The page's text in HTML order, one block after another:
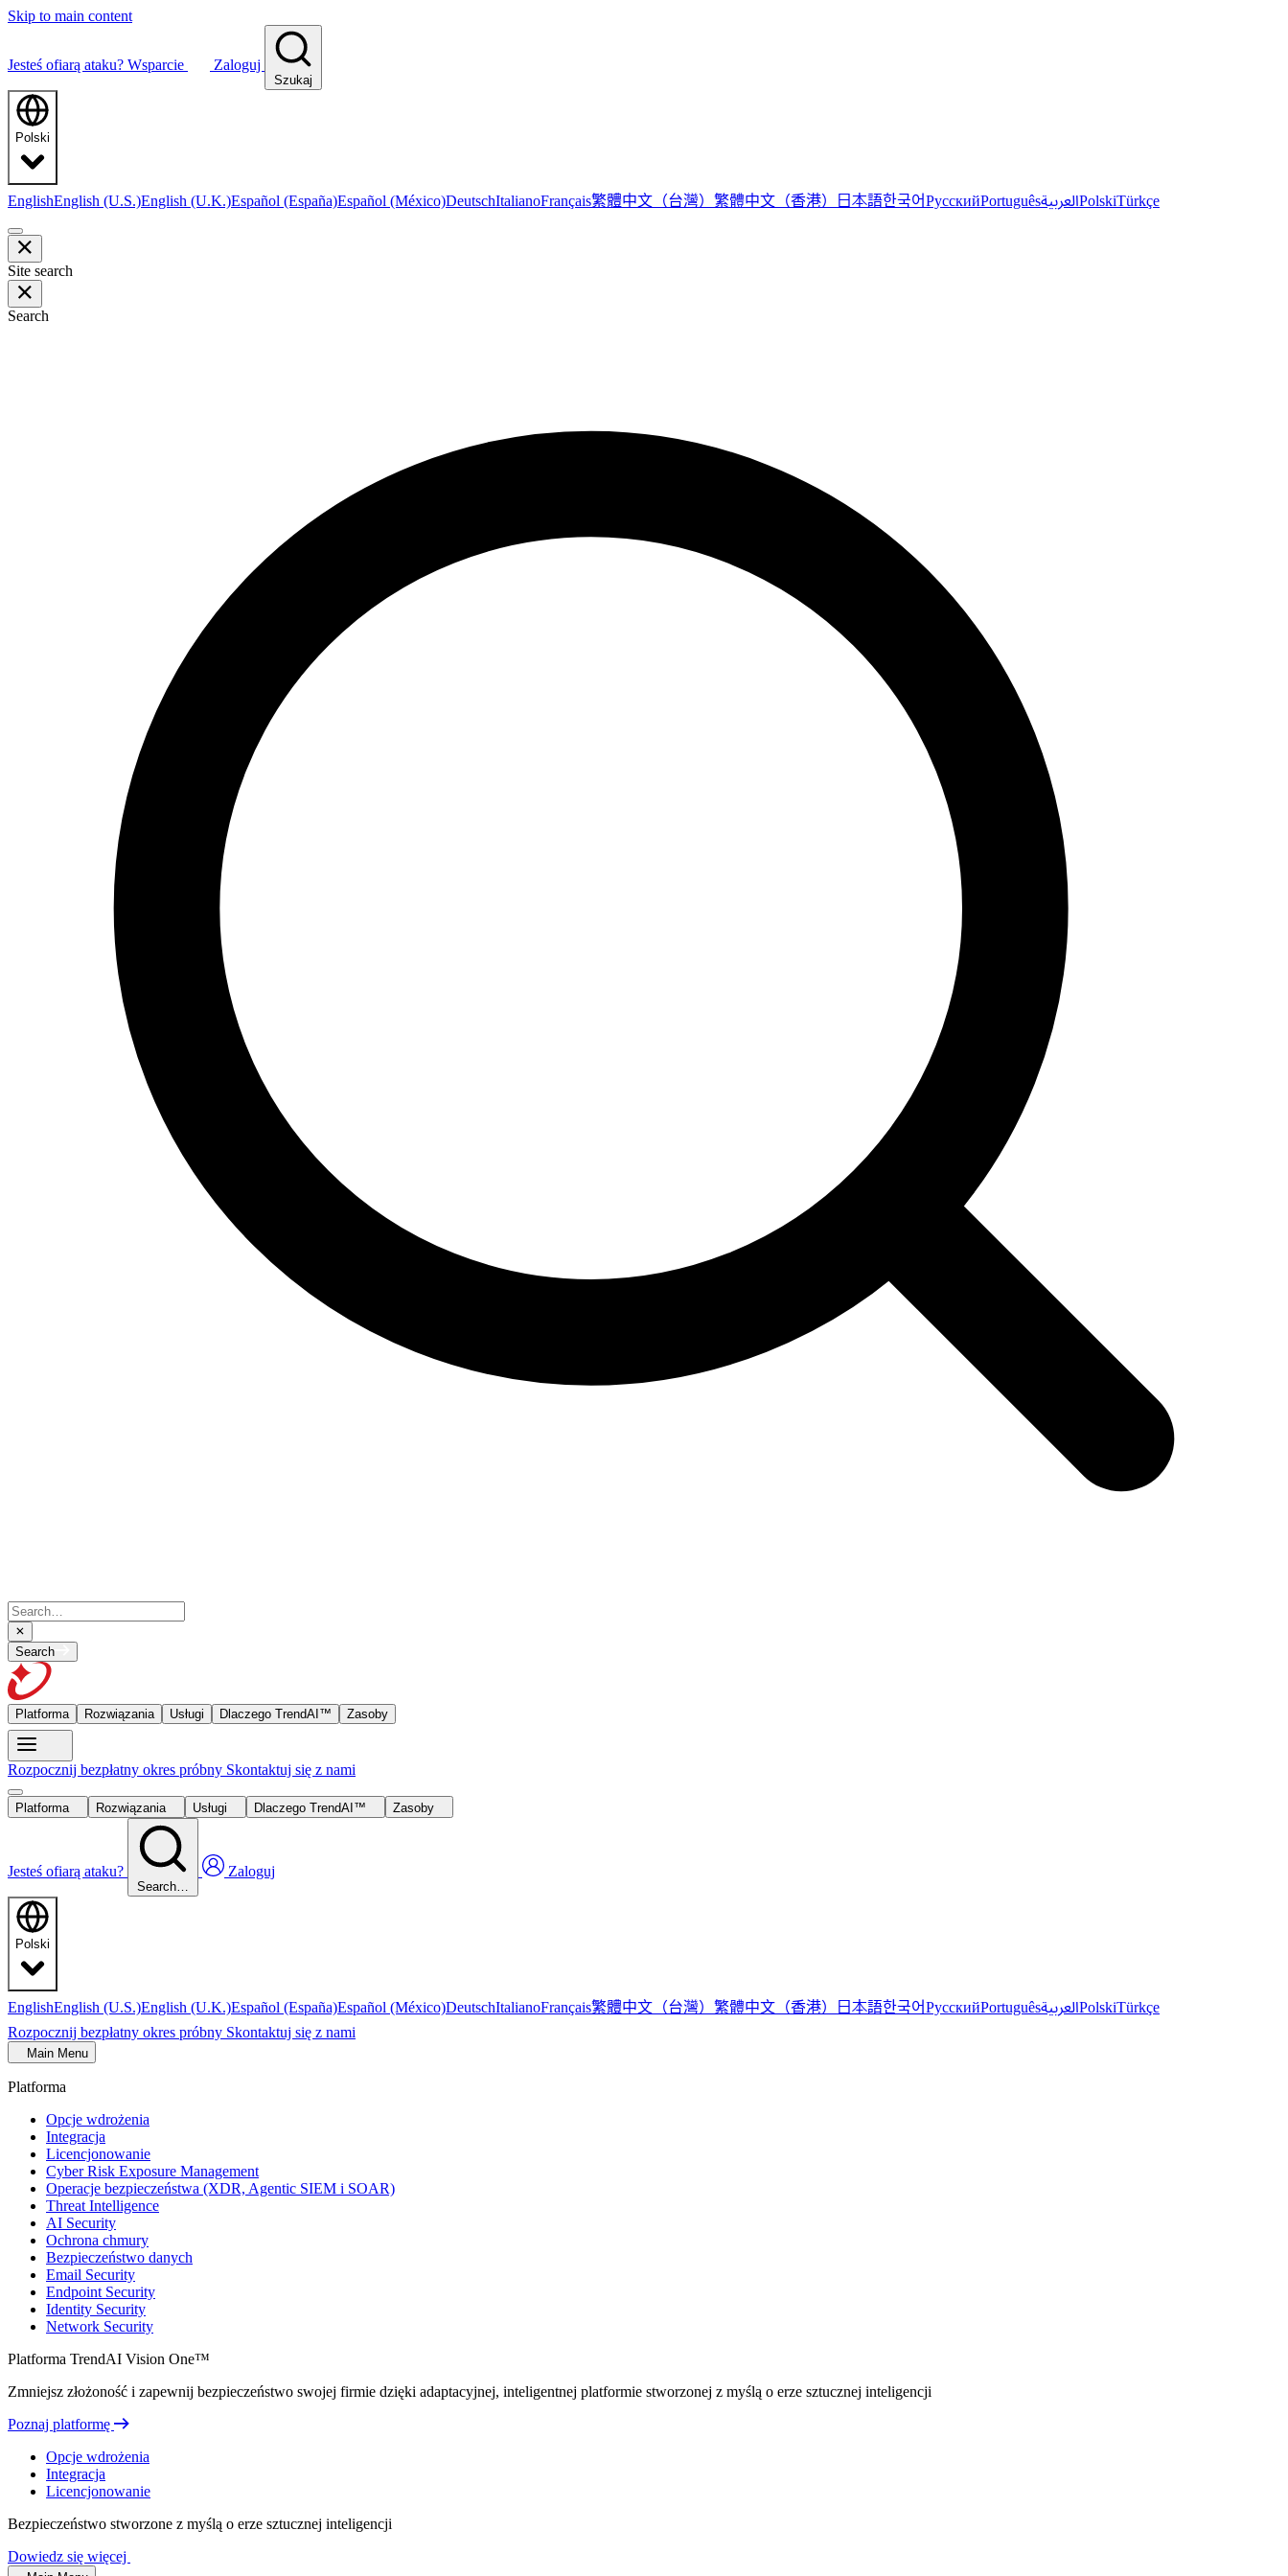
Skip to main content
Jesteś ofiarą ataku? Wsparcie Zaloguj
Szukaj
Polski
EnglishEnglish (U.S.)English (U.K.)Español (España)Español (México)DeutschItalianoFrançais繁體中文（台灣） 繁體中文（香港） 日本語한국어РусскийPortuguêsالعربيةPolskiTürkçe
Site search
Search
Search
Platforma Rozwiązania Usługi Dlaczego TrendAI™ Zasoby
Rozpocznij bezpłatny okres próbny Skontaktuj się z nami
Platforma Rozwiązania Usługi Dlaczego TrendAI™ Zasoby
Jesteś ofiarą ataku?
Search…
Zaloguj
Polski
EnglishEnglish (U.S.)English (U.K.)Español (España)Español (México)DeutschItalianoFrançais繁體中文（台灣） 繁體中文（香港） 日本語한국어РусскийPortuguêsالعربيةPolskiTürkçe
Rozpocznij bezpłatny okres próbny Skontaktuj się z nami
Main Menu
Platforma
Opcje wdrożenia
Integracja
Licencjonowanie
Cyber Risk Exposure Management
Operacje bezpieczeństwa (XDR, Agentic SIEM i SOAR)
Threat Intelligence
AI Security
Ochrona chmury
Bezpieczeństwo danych
Email Security
Endpoint Security
Identity Security
Network Security
Platforma TrendAI Vision One™
Zmniejsz złożoność i zapewnij bezpieczeństwo swojej firmie dzięki adaptacyjnej, inteligentnej platformie stworzonej z myślą o erze sztucznej inteligencji
Poznaj platformę
Opcje wdrożenia
Integracja
Licencjonowanie
Bezpieczeństwo stworzone z myślą o erze sztucznej inteligencji
Dowiedz się więcej